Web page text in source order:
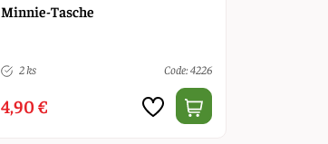
Minnie-Tasche
2 ks Code: 4226
4,90 €